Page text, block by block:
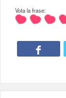
Vota la frase: